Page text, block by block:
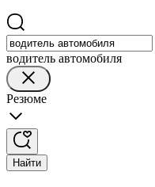
водитель автомобиля
Резюме
Найти